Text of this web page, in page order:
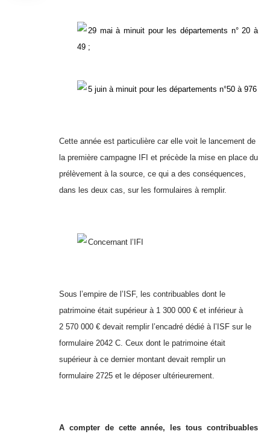
29 mai à minuit pour les départements n° 20 à
49 ;
5 juin à minuit pour les départements n°50 à 976
Cette année est particulière car elle voit le lancement de
la première campagne IFI et précède la mise en place du
prélèvement à la source, ce qui a des conséquences,
dans les deux cas, sur les formulaires à remplir.
Concernant l’IFI
Sous l’empire de l’ISF, les contribuables dont le
patrimoine était supérieur à 1 300 000 € et inférieur à
2 570 000 € devait remplir l’encadré dédié à l’ISF sur le
formulaire 2042 C. Ceux dont le patrimoine était
supérieur à ce dernier montant devait remplir un
formulaire 2725 et le déposer ultérieurement.
A compter de cette année, les tous contribuables